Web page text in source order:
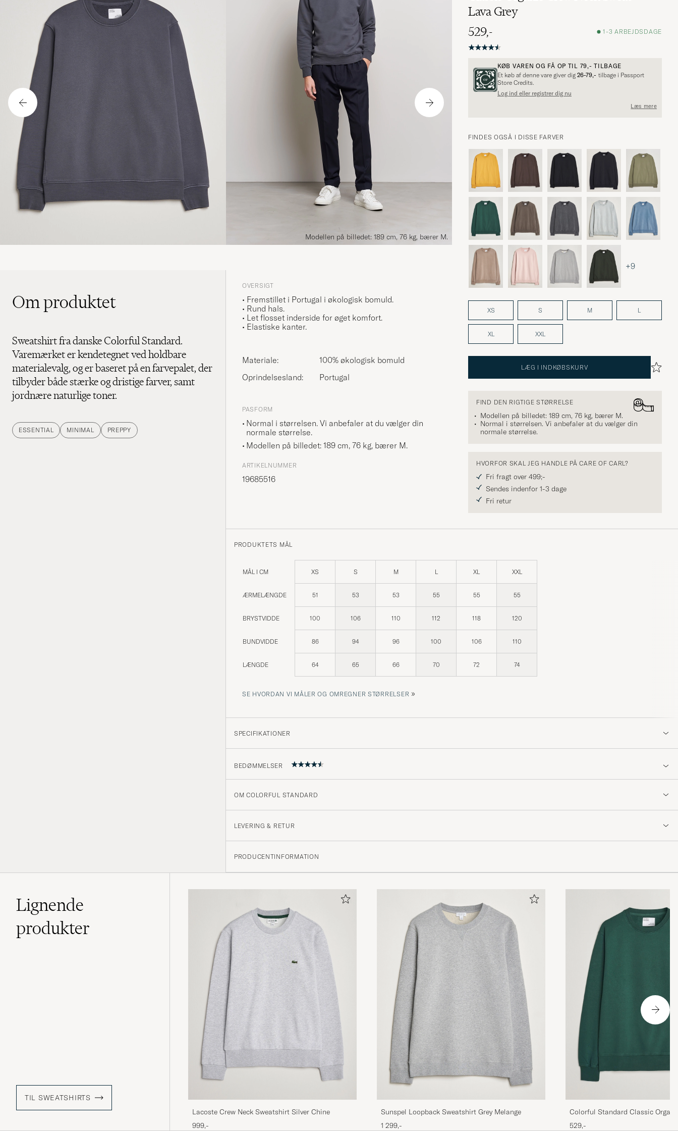
Modellen på billedet: 189 cm, 76 kg, bærer M.
Lava Grey
529,-
1-3 ARBEJDSDAGE
KØB VAREN OG FÅ OP TIL 79,- TILBAGE
Et køb af denne vare giver dig 26-79,- tilbage i Passport
Store Credits.
Log ind eller registrer dig nu
Læs mere
FINDES OGSÅ I DISSE FARVER
+9
XS S M L
XL XXL
LÆG I INDKØBSKURV
FIND DEN RIGTIGE STØRRELSE
Modellen på billedet: 189 cm, 76 kg, bærer M.
Normal i størrelsen. Vi anbefaler at du vælger din
normale størrelse.
HVORFOR SKAL JEG HANDLE PÅ CARE OF CARL?
Fri fragt over 499;-
Sendes indenfor 1-3 dage
Fri retur
Om produktet
Sweatshirt fra danske Colorful Standard.
Varemærket er kendetegnet ved holdbare
materialevalg, og er baseret på en farvepalet, der
tilbyder både stærke og dristige farver, samt
jordnære naturlige toner.
ESSENTIAL MINIMAL PREPPY
OVERSIGT
• Fremstillet i Portugal i økologisk bomuld.
• Rund hals.
• Let flosset inderside for øget komfort.
• Elastiske kanter.
Materiale:
100% økologisk bomuld
Oprindelsesland:
Portugal
PASFORM
Normal i størrelsen. Vi anbefaler at du vælger din
normale størrelse.
Modellen på billedet: 189 cm, 76 kg, bærer M.
ARTIKELNUMMER
19685516
PRODUKTETS MÅL
MÅL I CM XS S M L XL XXL
ÆRMELÆNGDE 51 53 53 55 55 55
BRYSTVIDDE 100 106 110 112 118 120
BUNDVIDDE 86 94 96 100 106 110
LÆNGDE 64 65 66 70 72 74
SE HVORDAN VI MÅLER OG OMREGNER STØRRELSER »
SPECIFIKATIONER
BEDØMMELSER
4.3
(102)
Perfekt i storlek. Köp large för lite mer avslappnad känsla.
DANIEL K KØBTE PÅ CAREOFCARL.SE
Sehr gute Qualität, schnelle Lieferung, empfehlenswert!
THOMAS N KØBTE PÅ CAREOFCARL.DE
Sehr schnelle Lieferung. Alles top!
JONAS F KØBTE PÅ CAREOFCARL.DE
Super color, nice soft material and not too heavy, crisp and elegant,
but rather pricey for us in Australia with a weaker dollar.
LOUISE J KØBTE PÅ CAREOFCARL.COM
OM COLORFUL STANDARD
LEVERING & RETUR
PRODUCENTINFORMATION
Lignende
produkter
TIL SWEATSHIRTS
Lacoste Crew Neck Sweatshirt Silver Chine
999,-
Sunspel Loopback Sweatshirt Grey Melange
1 299,-
Colorful Standard Classic
Sweat Emerald Green
529,-